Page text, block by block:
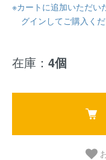
※カートに追加いただい
グインしてご購入くだ
在庫： 4個